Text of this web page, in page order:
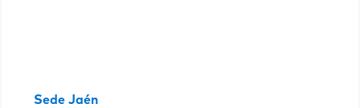
Sede Jaén